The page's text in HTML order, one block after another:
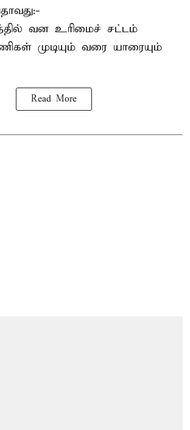
வன உரிமைச் சட்டம்
முடியும் வரை யாரையும்
Read More